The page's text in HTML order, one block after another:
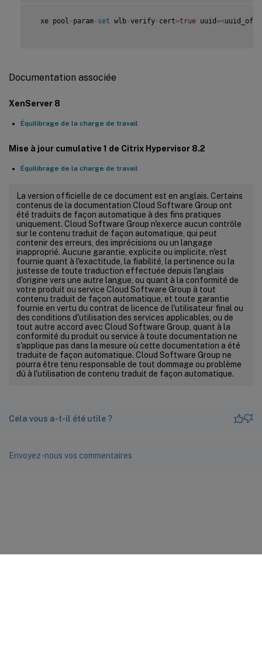
  xe pool
- param- set wlb-verify- cert=true uuid=<
Documentation associée
XenServer 8
Équilibrage de la charge de travail
Mise à jour cumulative 1 de Citrix Hypervisor 8.2
Équilibrage de la charge de travail
La version officielle de ce document est en anglais. Certains
contenus de la documentation Cloud Software Group ont
été traduits de façon automatique à des fins pratiques
uniquement. Cloud Software Group n'exerce aucun contrôle
sur le contenu traduit de façon automatique, qui peut
contenir des erreurs, des imprécisions ou un langage
inapproprié. Aucune garantie, explicite ou implicite, n'est
fournie quant à l'exactitude, la fiabilité, la pertinence ou la
justesse de toute traduction effectuée depuis l'anglais
d'origine vers une autre langue, ou quant à la conformité de
votre produit ou service Cloud Software Group à tout
contenu traduit de façon automatique, et toute garantie
fournie en vertu du contrat de licence de l'utilisateur final ou
des conditions d'utilisation des services applicables, ou de
tout autre accord avec Cloud Software Group, quant à la
conformité du produit ou service à toute documentation ne
s'applique pas dans la mesure où cette documentation a été
traduite de façon automatique. Cloud Software Group ne
pourra être tenu responsable de tout dommage ou problème
dû à l'utilisation de contenu traduit de façon automatique.
Cela vous a-t-il été utile ?
Envoyez-nous vos commentaires